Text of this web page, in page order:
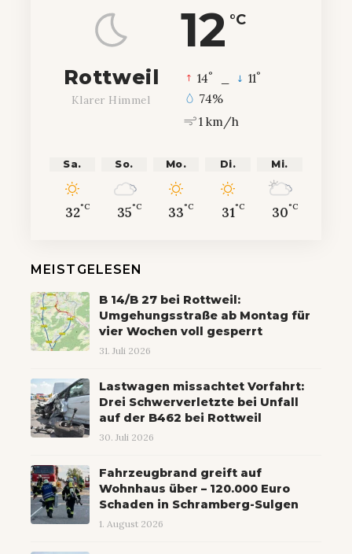
12 °C
Rottweil
Klarer Himmel
14° 11°
74%
1 km/h
Sa.
32°C
So.
35°C
Mo.
33°C
Di.
31°C
Mi.
30°C
MEISTGELESEN
B 14/B 27 bei Rottweil:
Umgehungsstraße ab Montag für
vier Wochen voll gesperrt
31. Juli 2026
Lastwagen missachtet Vorfahrt:
Drei Schwerverletzte bei Unfall
auf der B462 bei Rottweil
30. Juli 2026
Fahrzeugbrand greift auf
Wohnhaus über – 120.000 Euro
Schaden in Schramberg-Sulgen
1. August 2026